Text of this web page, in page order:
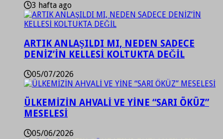
3 hafta ago
ARTIK ANLAŞILDI MI, NEDEN SADECE
DENİZ’İN KELLESİ KOLTUKTA DEĞİL
05/07/2026
ÜLKEMİZİN AHVALİ VE YİNE “SARI ÖKÜZ”
MESELESİ
05/06/2026